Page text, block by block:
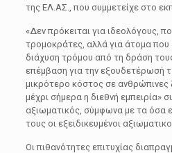
της ΕΛ.ΑΣ., που συμμετείχε στο
«Δεν πρόκειται για ιδεολόγους,
τρομοκράτες, αλλά για άτομα που
διάχυση τρόμου από τη δράση
επέμβαση για την εξουδετέρωσή
μικρότερο κόστος σε ανθρώπινες
μέχρι σήμερα η διεθνή εμπειρία»
αξιωματικός, σύμφωνα με τα όσα
τους οι εξειδικευμένοι
Οι πιθανότητες επιτυχίας